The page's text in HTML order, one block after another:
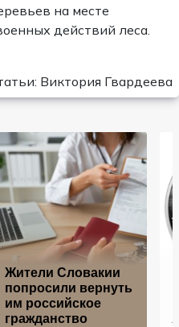
на месте
действий леса.
Виктория Гвардеева
Жители Словакии
попросили вернуть
им российское
гражданство